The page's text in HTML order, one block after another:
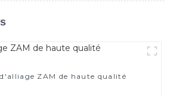
ZAM de haute qualité